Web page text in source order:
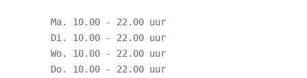
Ma. 10.00 - 22.00 uur
Di. 10.00 - 22.00 uur
Wo. 10.00 - 22.00 uur
Do. 10.00 - 22.00 uur